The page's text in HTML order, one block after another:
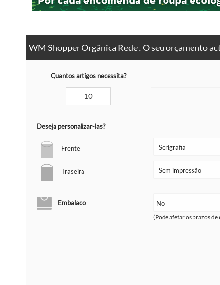
WM Shopper Orgânica Rede : O seu orçamento
Quantos artigos necessita?
Deseja personalizar-las?
Frente
Traseira
Embalado
(Pode afetar os prazos de